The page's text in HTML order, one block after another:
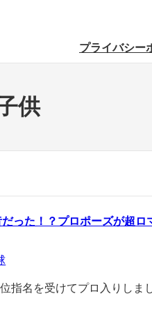
プライバシー
供
った！？プロポーズが超ロ
指名を受けてプロ入りしま